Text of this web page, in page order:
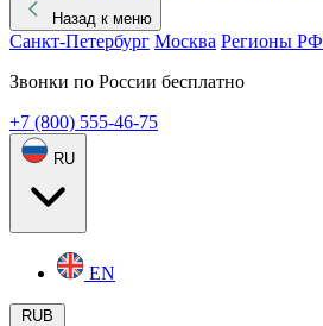
Назад к меню
Санкт-Петербург Москва Регионы РФ
Звонки по России бесплатно
+7 (800) 555-46-75
RU
EN
RUB